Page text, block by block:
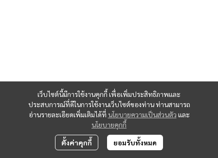
เว็บไซต์นี้มีการใช้งานคุกกี้ เพื่อเพิ่มประสิทธิภาพและ
ประสบการณ์ที่ดีในการใช้งานเว็บไซต์ของท่าน ท่านสามารถ
อ่านรายละเอียดเพิ่มเติมได้ที่ นโยบายความเป็นส่วนตัว และ
นโยบายคุกกี้
ตั้งค่าคุกกี้ ยอมรับทั้งหมด